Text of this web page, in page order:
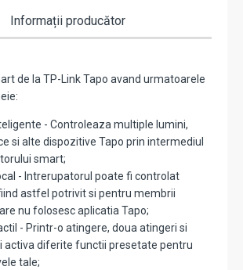
Informații producător
de la TP-Link Tapo avand urmatoarele
- Controleaza multiple lumini,
si alte dispozitive Tapo prin intermediul
smart;
- Intrerupatorul poate fi controlat
astfel potrivit si pentru membrii
nu folosesc aplicatia Tapo;
- Printr-o atingere, doua atingeri si
activa diferite functii presetate pentru
tale;